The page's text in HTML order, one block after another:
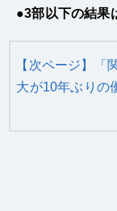
●3部以下の結果
【次ページ】「
大が10年ぶりの